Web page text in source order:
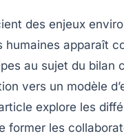
des enjeux
humaines apparaît
au sujet du bilan
vers un modèle
explore les
former les